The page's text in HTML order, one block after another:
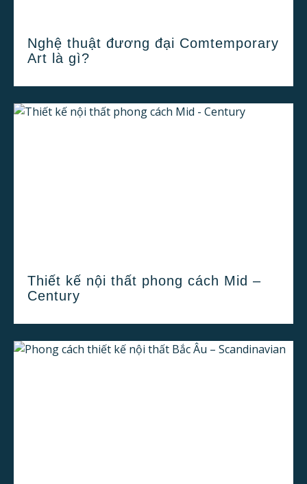
Nghệ thuật đương đại Comtemporary
Art là gì?
Thiết kế nội thất phong cách Mid –
Century